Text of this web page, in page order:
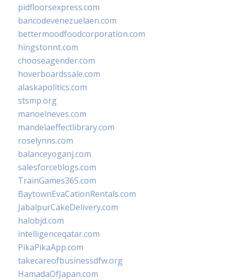
pidfloorsexpress.com
bancodevenezuelaen.com
bettermoodfoodcorporation.com
hingstonnt.com
chooseagender.com
hoverboardssale.com
alaskapolitics.com
stsmp.org
manoelneves.com
mandelaeffectlibrary.com
roselynns.com
balanceyoganj.com
salesforceblogs.com
TrainGames365.com
BaytownEvaCationRentals.com
JabalpurCakeDelivery.com
halobjd.com
intelligenceqatar.com
PikaPikaApp.com
takecareofbusinessdfw.org
HamadaOfJapan.com